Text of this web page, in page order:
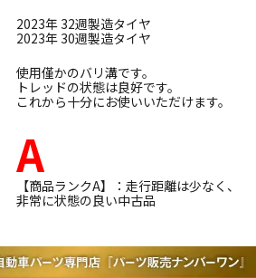
2023年 32週製造タイヤ
2023年 30週製造タイヤ
使用僅かのバリ溝です。
トレッドの状態は良好です。
これから十分にお使いいただけます。
A
【商品ランクA】：走行距離は少なく、
非常に状態の良い中古品